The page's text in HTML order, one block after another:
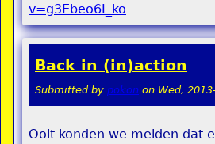
v=g3Ebeo6I_ko
Back in (in)action
Submitted by pokon on Wed,
Ooit konden we melden dat